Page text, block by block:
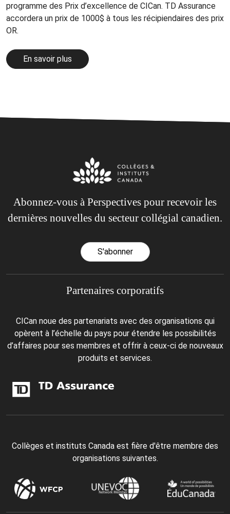
programme des Prix d’excellence de CICan. TD Assurance
accordera un prix de 1000$ à tous les récipiendaires des prix
OR.
En savoir plus
Abonnez-vous à Perspectives pour recevoir les
dernières nouvelles du secteur collégial canadien.
S'abonner
Partenaires corporatifs
CICan noue des partenariats avec des organisations qui
opèrent à l’échelle du pays pour étendre les possibilités
d’affaires pour ses membres et offrir à ceux-ci de nouveaux
produits et services.
Collèges et instituts Canada est fière d'être membre des
organisations suivantes.